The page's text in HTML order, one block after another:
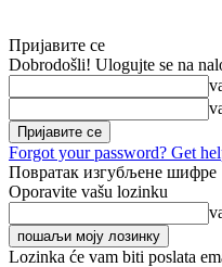
Пријавите се
Dobrodošli! Ulogujte se na
Forgot your password? Get
Повратак изгубљене шифре
Oporavite vašu lozinku
Lozinka će vam biti poslata